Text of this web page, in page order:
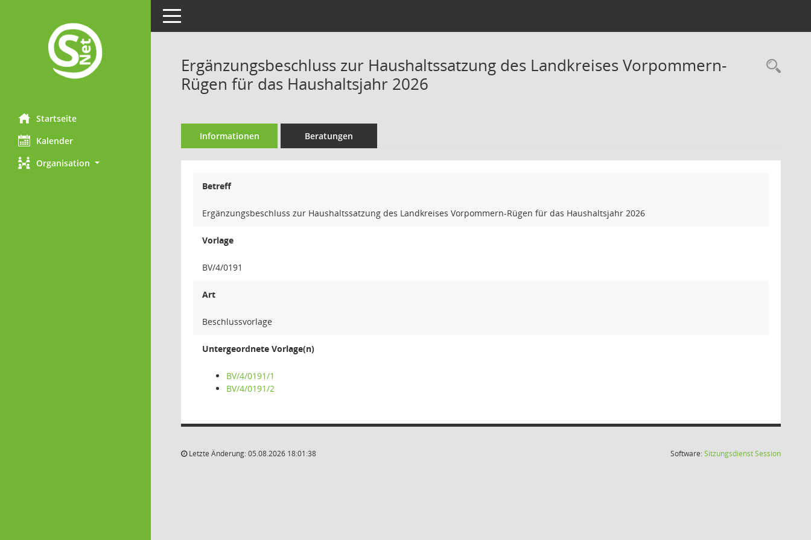
Startseite
Kalender
Organisation
Toggle navigation
Ergänzungsbeschluss zur Haushaltssatzung des Landkreises Vorpommern-
Rügen für das Haushaltsjahr 2026
Informationen Beratungen
Betreff
Ergänzungsbeschluss zur Haushaltssatzung des Landkreises Vorpommern-Rügen für das Haushaltsjahr 2026
Vorlage
BV/4/0191
Art
Beschlussvorlage
Untergeordnete Vorlage(n)
BV/4/0191/1
BV/4/0191/2
Letzte Änderung: 05.08.2026 18:01:38 Software:SitzungsdienstSession(Wird in